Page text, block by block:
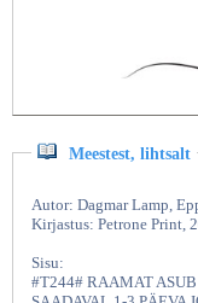
Meestest, lihtsalt
Autor: Dagmar Lamp,
Kirjastus: Petrone Print,
Sisu:
#T244# RAAMAT ASUB